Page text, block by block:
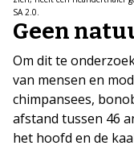
SA 2.0.
Geen
Om dit te
van mensen en
chimpansees,
afstand tussen 46
het hoofd en de